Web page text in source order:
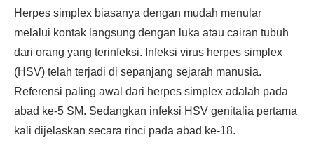
Herpes simplex biasanya dengan mudah menular
melalui kontak langsung dengan luka atau cairan tubuh
dari orang yang terinfeksi. Infeksi virus herpes simplex
(HSV) telah terjadi di sepanjang sejarah manusia.
Referensi paling awal dari herpes simplex adalah pada
abad ke-5 SM. Sedangkan infeksi HSV genitalia pertama
kali dijelaskan secara rinci pada abad ke-18.